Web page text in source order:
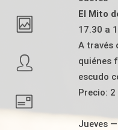
El Mito
17.30 a
A través
quiénes
escudo
Precio: 2
Jueves